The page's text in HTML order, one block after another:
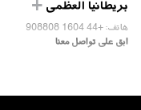
بريطانيا العظمى
هاتف: +44 1604 908808
ابق على تواصل معنا